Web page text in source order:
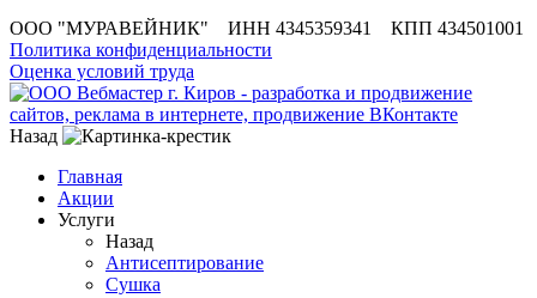
ООО "МУРАВЕЙНИК" ИНН 4345359341 КПП 434501001
Политика конфиденциальности
Оценка условий труда
Назад
Главная
Акции
Услуги
Назад
Антисептирование
Сушка